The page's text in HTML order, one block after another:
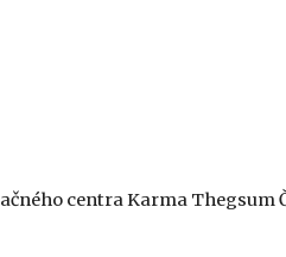
centra Karma Thegsum